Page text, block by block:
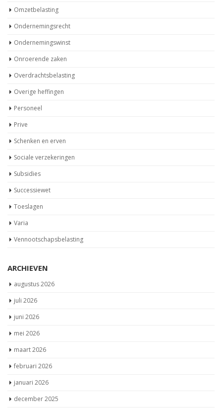
Omzetbelasting
Ondernemingsrecht
Ondernemingswinst
Onroerende zaken
Overdrachtsbelasting
Overige heffingen
Personeel
Prive
Schenken en erven
Sociale verzekeringen
Subsidies
Successiewet
Toeslagen
Varia
Vennootschapsbelasting
ARCHIEVEN
augustus 2026
juli 2026
juni 2026
mei 2026
maart 2026
februari 2026
januari 2026
december 2025